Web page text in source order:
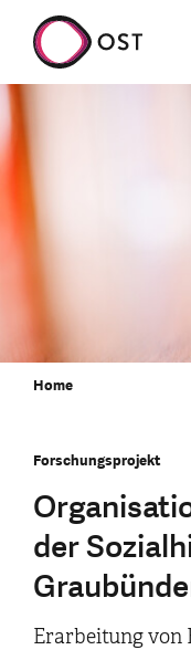
Home
Forschungsprojekt
der
Erarbeitung von